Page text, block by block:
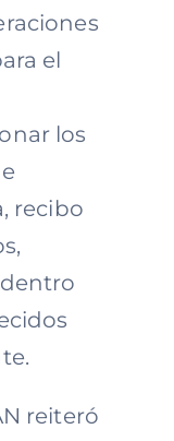
el
los
recibo
reiteró